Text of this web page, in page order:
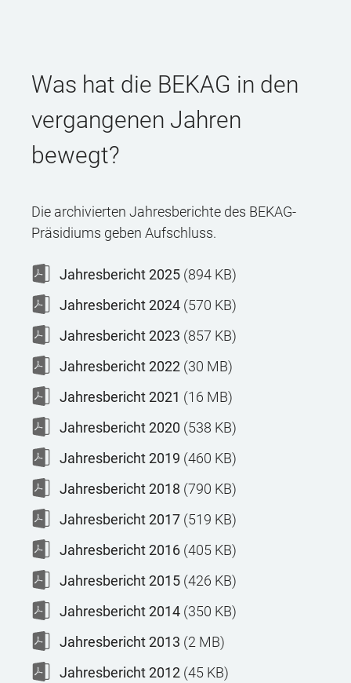
Was hat die BEKAG in den
vergangenen Jahren
bewegt?
Die archivierten Jahresberichte des BEKAG-
Präsidiums geben Aufschluss.
Jahresbericht 2025 (894 KB)
Jahresbericht 2024 (570 KB)
Jahresbericht 2023 (857 KB)
Jahresbericht 2022 (30 MB)
Jahresbericht 2021 (16 MB)
Jahresbericht 2020 (538 KB)
Jahresbericht 2019 (460 KB)
Jahresbericht 2018 (790 KB)
Jahresbericht 2017 (519 KB)
Jahresbericht 2016 (405 KB)
Jahresbericht 2015 (426 KB)
Jahresbericht 2014 (350 KB)
Jahresbericht 2013 (2 MB)
Jahresbericht 2012 (45 KB)